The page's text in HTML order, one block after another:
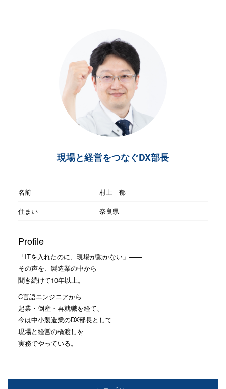
現場と経営をつなぐDX部長
名前
村上 郁
住まい
奈良県
Profile
「ITを入れたのに、現場が動かない」——
その声を、製造業の中から
聞き続けて10年以上。
C言語エンジニアから
起業・倒産・再就職を経て、
今は中小製造業のDX部長として
現場と経営の橋渡しを
実務でやっている。